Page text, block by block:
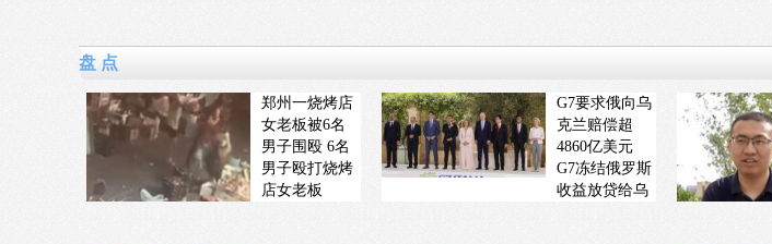
盘 点
郑州一烧烤店
女老板被6名
男子围殴 6名
男子殴打烧烤
店女老板
G7要求俄向乌
克兰赔偿超
4860亿美元
G7冻结俄罗斯
收益放贷给乌